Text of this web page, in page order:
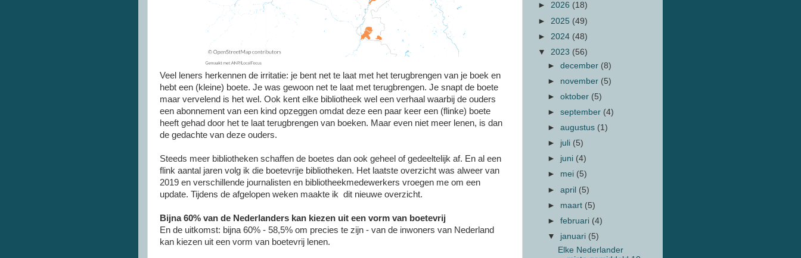
Veel leners herkennen de irritatie: je bent net te laat met het terugbrengen van je boek en
hebt een (kleine) boete. Je was gewoon net te laat met terugbrengen. Je snapt de boete
maar vervelend is het wel. Ook kent elke bibliotheek wel een verhaal waarbij de ouders
een abonnement van een kind opzeggen omdat deze een paar keer een (flinke) boete
heeft gehad door het te laat terugbrengen van boeken. Maar even niet meer lenen, is dan
de gedachte van deze ouders.
Steeds meer bibliotheken schaffen de boetes dan ook geheel of gedeeltelijk af. En al een
flink aantal jaren volg ik die boetevrije bibliotheken. Het laatste overzicht was alweer van
2019 en verschillende journalisten en bibliotheekmedewerkers vroegen me om een
update. Tijdens de afgelopen weken maakte ik dit nieuwe overzicht.
Bijna 60% van de Nederlanders kan kiezen uit een vorm van boetevrij
En de uitkomst: bijna 60% - 58,5% om precies te zijn - van de inwoners van Nederland
kan kiezen uit een vorm van boetevrij lenen.
► 2026 (18)
► 2025 (49)
► 2024 (48)
▼ 2023 (56)
►december (8)
► november (5)
►oktober (5)
►september (4)
►augustus (1)
► juli (5)
► juni (4)
► mei (5)
►april (5)
► maart (5)
►februari (4)
▼ januari (5)
Elke Nederlander